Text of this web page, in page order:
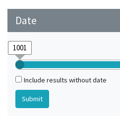
Ulm (Baden-Württemberg, Germany)
Date
Include results without date